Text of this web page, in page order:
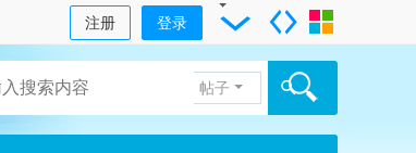
注册 登录
帖子